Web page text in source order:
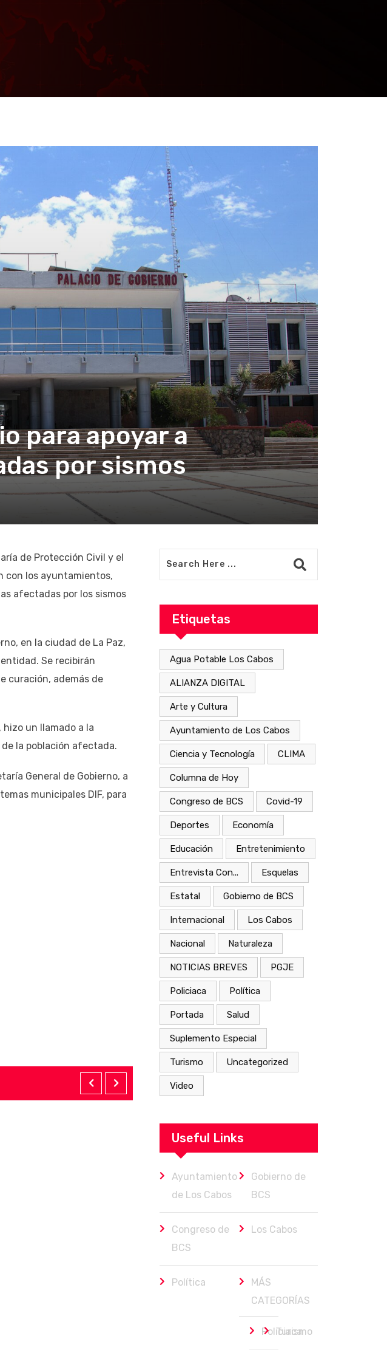
para apoyar a
por sismos
de Protección Civil y el
con los ayuntamientos,
afectadas por los sismos
en la ciudad de La Paz,
Se recibirán
curación, además de
un llamado a la
la población afectada.
General de Gobierno, a
municipales DIF, para
Etiquetas
Agua Potable Los Cabos
ALIANZA DIGITAL
Arte y Cultura
Ayuntamiento de Los Cabos
Ciencia y Tecnología CLIMA
Columna de Hoy
Congreso de BCS Covid-19
Deportes Economía
Educación Entretenimiento
Entrevista Con... Esquelas
Estatal Gobierno de BCS
Internacional Los Cabos
Nacional Naturaleza
NOTICIAS BREVES PGJE
Policiaca Política
Portada Salud
Suplemento Especial
Turismo Uncategorized
Video
Useful Links
Ayuntamiento
de Los Cabos
Gobierno de
BCS
Congreso de
BCS
Los Cabos
Política
MÁS
CATEGORÍAS
Policiaca
Turismo